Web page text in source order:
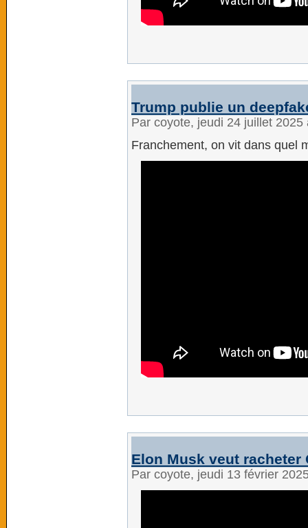
Trump publie un
Par coyote, jeudi 24 juillet
Franchement, on vit dans quel
Elon Musk veut racheter
Par coyote, jeudi 13 février